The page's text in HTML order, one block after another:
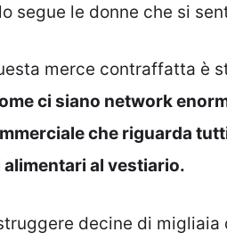
segue le donne che si
merce contraffatta è
ci siano network
che riguarda
al vestiario.
decine di migliaia